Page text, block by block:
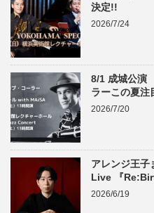
決定!!
2026/7/24
8/1 成城公演
ラーこの夏注
2026/7/20
アレンジ王
Live 『
2026/6/19